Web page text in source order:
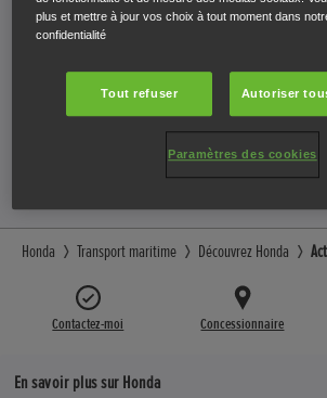
ACTUALITÉS
Honda Transport maritime Découvrez Honda
Contactez-moi Concessionnaire
En savoir plus sur Honda
plus et mettre à jour vos choix à tout moment dans
confidentialité
Tout refuser Autoriser
Paramètres des cookies